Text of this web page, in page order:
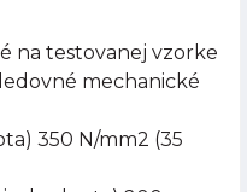
na testovanej vzorke
mechanické
350 N/mm2 (35